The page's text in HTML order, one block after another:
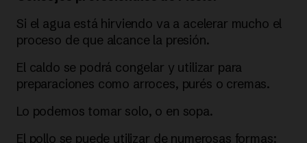
Si el agua está hirviendo va a acelerar mucho el
proceso de que alcance la presión.
El caldo se podrá congelar y utilizar para
preparaciones como arroces, purés o cremas.
Lo podemos tomar solo, o en sopa.
El pollo se puede utilizar de numerosas formas: